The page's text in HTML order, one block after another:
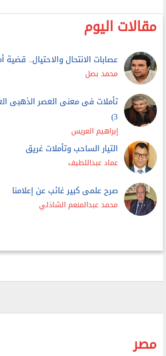
مقالات اليوم
محمد بصل
3)
إبراهيم العريس
التيار الساحب وتأملات غريق
عماد عبداللطيف
محمد عبدالمنعم الشاذلي